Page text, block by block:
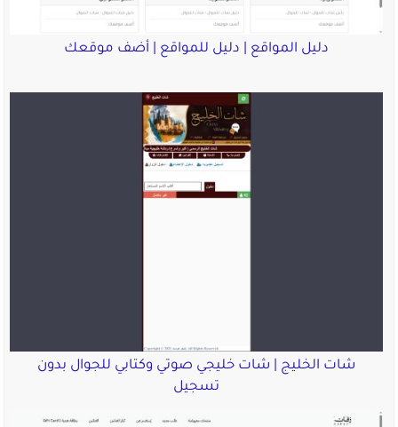
دليل المواقع | دليل للمواقع | أضف موقعك
شات الخليج | شات خليجي صوتي وكتابي للجوال بدون
تسجيل